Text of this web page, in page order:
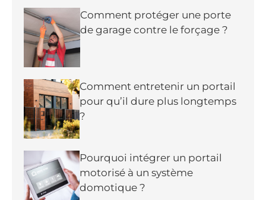
Comment protéger une porte
de garage contre le forçage ?
Comment entretenir un portail
pour qu’il dure plus longtemps
?
Pourquoi intégrer un portail
motorisé à un système
domotique ?